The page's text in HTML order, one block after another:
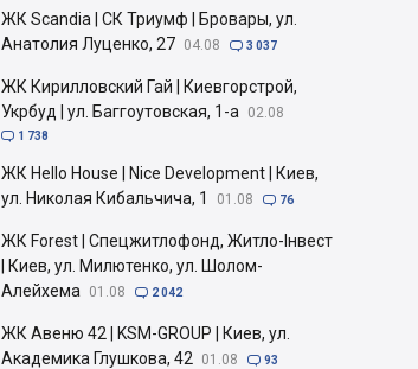
ЖК Scandia | СК Триумф | Бровары, ул.
Анатолия Луценко, 27 04.08  3 037
ЖК Кирилловский Гай | Киевгорстрой,
Укрбуд | ул. Баггоутовская, 1-а
02.08
 1 738
ЖК Hello House | Nice Development | Киев,
ул. Николая Кибальчича, 1
01.08  76
ЖК Forest | Спецжитлофонд, Житло-Інвест
| Киев, ул. Милютенко, ул. Шолом-
Алейхема
01.08  2 042
ЖК Авеню 42 | KSM-GROUP | Киев, ул.
Академика Глушкова, 42
01.08  93